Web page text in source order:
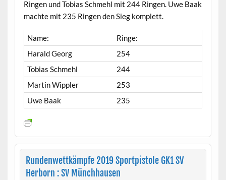
Ringen und Tobias Schmehl mit 244 Ringen. Uwe Baak
machte mit 235 Ringen den Sieg komplett.
Name:
Ringe:
Harald Georg
254
Tobias Schmehl
244
Martin Wippler
253
Uwe Baak
235
Rundenwettkämpfe 2019 Sportpistole GK1 SV
Herborn : SV Münchhausen